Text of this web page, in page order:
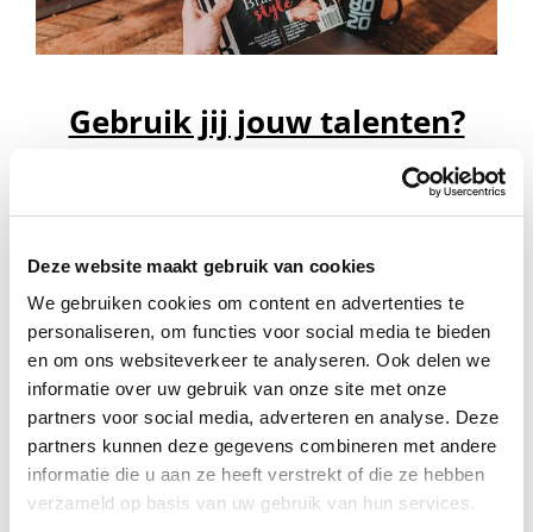
Deze website maakt gebruik van cookies
We gebruiken cookies om content en advertenties te
personaliseren, om functies voor social media te bieden
en om ons websiteverkeer te analyseren. Ook delen we
informatie over uw gebruik van onze site met onze
partners voor social media, adverteren en analyse. Deze
partners kunnen deze gegevens combineren met andere
informatie die u aan ze heeft verstrekt of die ze hebben
verzameld op basis van uw gebruik van hun services.
Gebruik jij jouw talenten?
Bij deze eerste sleutelfactor voor succes en geluk
gaat het om jouw talenten. Volgens de definitie
van Van Dale is talent: een gave (al dan niet door
God geschonken), met betrekking tot het gebruik
dat men ervan maakt. In deze definitie zitten al
meteen twee belangrijke aspecten voor het
bereiken van succes en geluk. Het [...]
Lees meer